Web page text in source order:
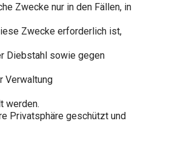
Zwecke nur in den Fällen, in
Zwecke erforderlich ist,
Diebstahl sowie gegen
Verwaltung
werden.
Privatsphäre geschützt und